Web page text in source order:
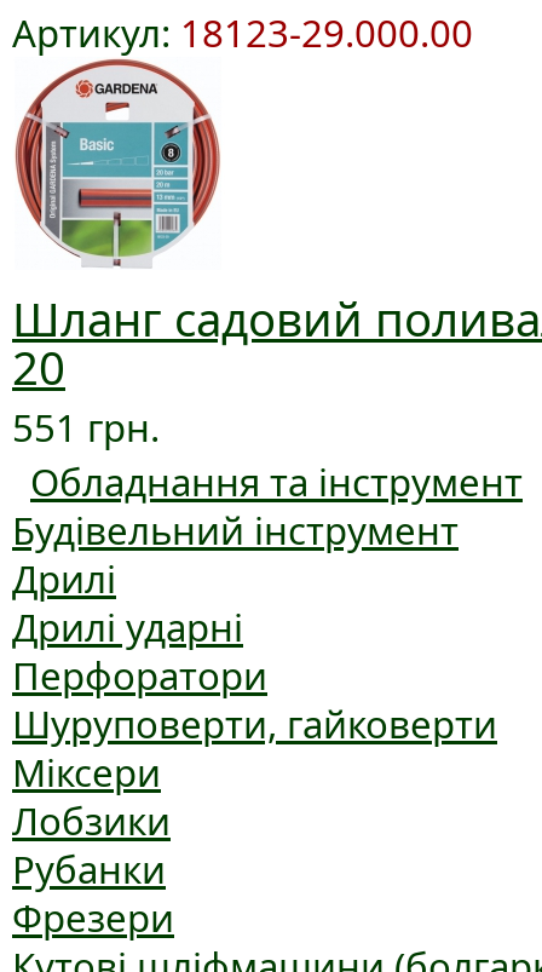
Артикул: 18123-29.000.00
Шланг садовий
20
551 грн.
Обладнання та інструмент
Будівельний інструмент
Дрилі
Дрилі ударні
Перфоратори
Шуруповерти, гайковерти
Міксери
Лобзики
Рубанки
Фрезери